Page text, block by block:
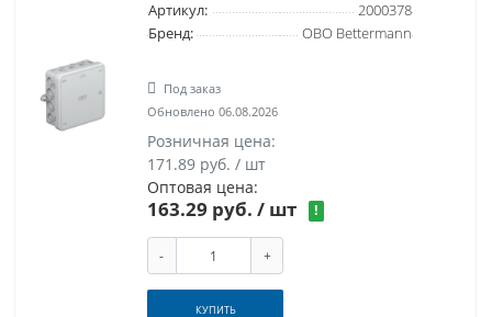
Артикул:
2000378
Бренд:
OBO Bettermann
Под заказ
Обновлено 06.08.2026
Розничная цена:
171.89 руб. / шт
Оптовая цена:
163.29 руб. / шт !
- +
КУПИТЬ